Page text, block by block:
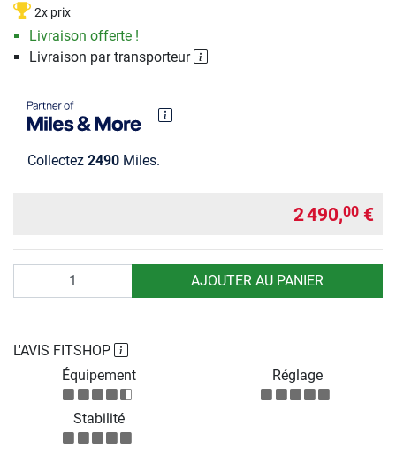
2x prix
Livraison offerte !
Livraison par transporteur
Collectez 2490 Miles.
2 490,00 €
AJOUTER AU PANIER
L'AVIS FITSHOP
Équipement
Réglage
Stabilité